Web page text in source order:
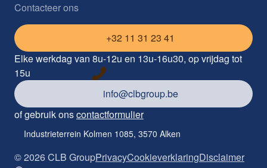
Contacteer ons
+32 11 31 23 41
Elke werkdag van 8u-12u en 13u-16u30, op vrijdag tot
15u
info@clbgroup.be
of gebruik onscontactformulier
Industrieterrein Kolmen 1085, 3570 Alken
©2026CLB GroupPrivacyCookieverklaringDisclaimer